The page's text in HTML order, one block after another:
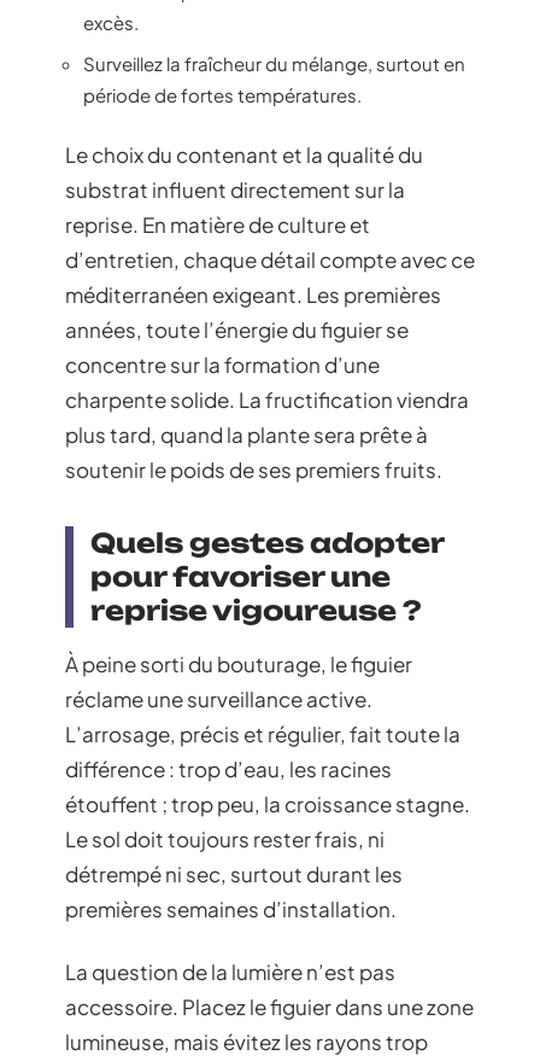
excès.
Surveillez la fraîcheur du mélange, surtout en
période de fortes températures.
Le choix du contenant et la qualité du
substrat influent directement sur la
reprise. En matière de culture et
d’entretien, chaque détail compte avec ce
méditerranéen exigeant. Les premières
années, toute l’énergie du figuier se
concentre sur la formation d’une
charpente solide. La fructification viendra
plus tard, quand la plante sera prête à
soutenir le poids de ses premiers fruits.
Quels gestes adopter
pour favoriser une
reprise vigoureuse ?
À peine sorti du bouturage, le figuier
réclame une surveillance active.
L’arrosage, précis et régulier, fait toute la
différence : trop d’eau, les racines
étouffent ; trop peu, la croissance stagne.
Le sol doit toujours rester frais, ni
détrempé ni sec, surtout durant les
premières semaines d’installation.
La question de la lumière n’est pas
accessoire. Placez le figuier dans une zone
lumineuse, mais évitez les rayons trop